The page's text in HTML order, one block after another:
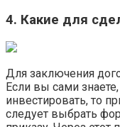
4. Какие для
Для заключения
Если вы сами
инвестировать, то
следует выбрать